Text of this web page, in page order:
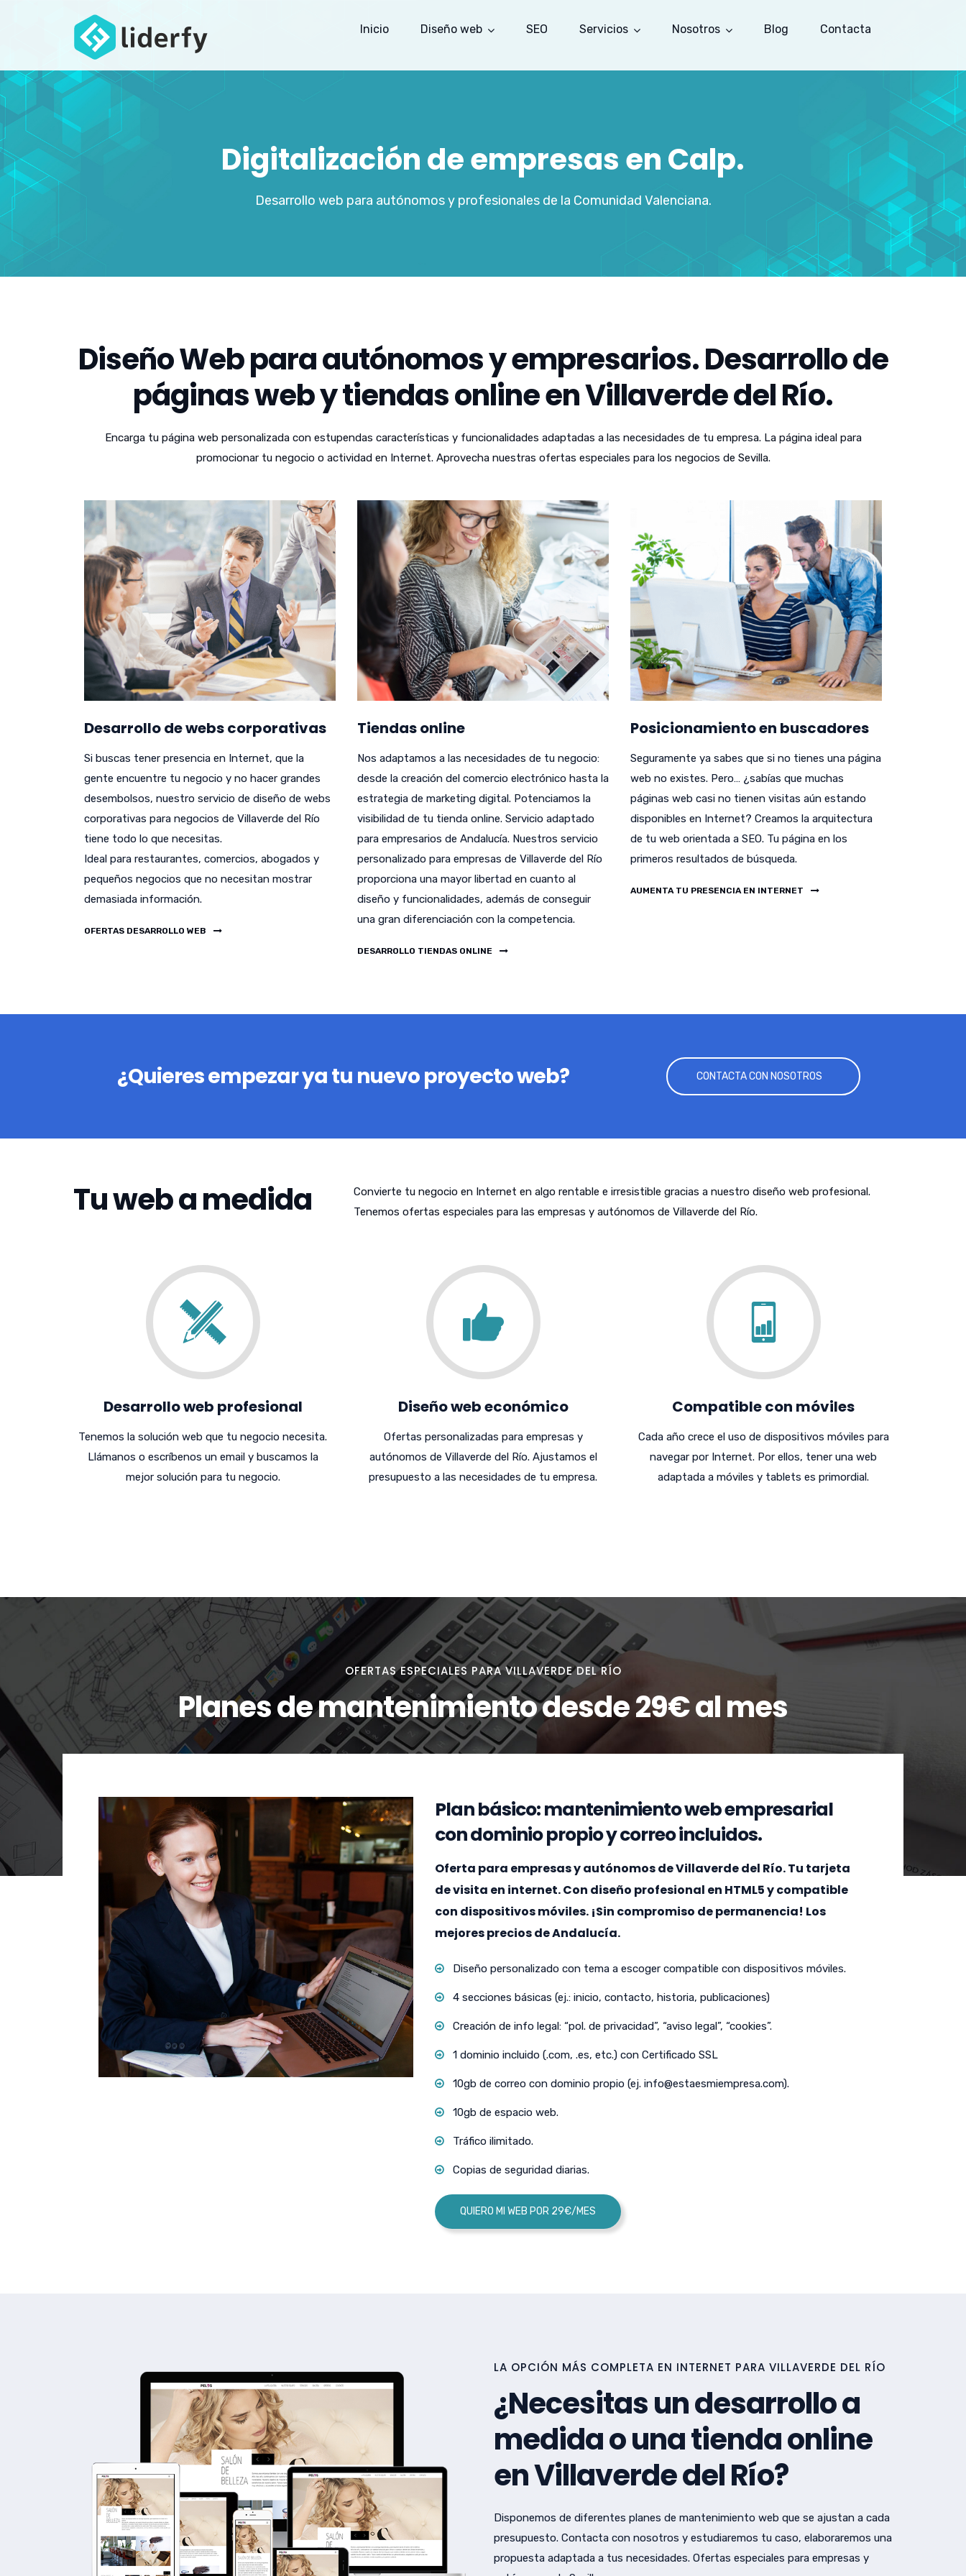
Inicio Diseño web SEO Servicios Nosotros Blog Contacta
Digitalización de empresas en Calp.
Desarrollo web para autónomos y profesionales de la Comunidad Valenciana.
Diseño Web para autónomos y empresarios. Desarrollo de
páginas web y tiendas online en Villaverde del Río.
Encarga tu página web personalizada con estupendas características y funcionalidades adaptadas a las necesidades de tu empresa. La página ideal para
promocionar tu negocio o actividad en Internet. Aprovecha nuestras ofertas especiales para los negocios de Sevilla.
Desarrollo de webs corporativas
Si buscas tener presencia en Internet, que la
gente encuentre tu negocio y no hacer grandes
desembolsos, nuestro servicio de diseño de webs
corporativas para negocios de Villaverde del Río
tiene todo lo que necesitas.
Ideal para restaurantes, comercios, abogados y
pequeños negocios que no necesitan mostrar
demasiada información.
OFERTAS DESARROLLO WEB
Tiendas online
Nos adaptamos a las necesidades de tu negocio:
desde la creación del comercio electrónico hasta la
estrategia de marketing digital. Potenciamos la
visibilidad de tu tienda online. Servicio adaptado
para empresarios de Andalucía. Nuestros servicio
personalizado para empresas de Villaverde del Río
proporciona una mayor libertad en cuanto al
diseño y funcionalidades, además de conseguir
una gran diferenciación con la competencia.
DESARROLLO TIENDAS ONLINE
Posicionamiento en buscadores
Seguramente ya sabes que si no tienes una página
web no existes. Pero… ¿sabías que muchas
páginas web casi no tienen visitas aún estando
disponibles en Internet? Creamos la arquitectura
de tu web orientada a SEO. Tu página en los
primeros resultados de búsqueda.
AUMENTA TU PRESENCIA EN INTERNET
¿Quieres empezar ya tu nuevo proyecto web? CONTACTA CON NOSOTROS
Tu web a medida
Convierte tu negocio en Internet en algo rentable e irresistible gracias a nuestro diseño web profesional.
Tenemos ofertas especiales para las empresas y autónomos de Villaverde del Río.
Desarrollo web profesional
Tenemos la solución web que tu negocio necesita.
Llámanos o escríbenos un email y buscamos la
mejor solución para tu negocio.
Diseño web económico
Ofertas personalizadas para empresas y
autónomos de Villaverde del Río. Ajustamos el
presupuesto a las necesidades de tu empresa.
Compatible con móviles
Cada año crece el uso de dispositivos móviles para
navegar por Internet. Por ellos, tener una web
adaptada a móviles y tablets es primordial.
OFERTAS ESPECIALES PARA VILLAVERDE DEL RÍO
Planes de mantenimiento desde 29€ al mes
Plan básico: mantenimiento web empresarial
con dominio propio y correo incluidos.
Oferta para empresas y autónomos de Villaverde del Río. Tu tarjeta
de visita en internet. Con diseño profesional en HTML5 y compatible
con dispositivos móviles. ¡Sin compromiso de permanencia! Los
mejores precios de Andalucía.
Diseño personalizado con tema a escoger compatible con dispositivos móviles.
4 secciones básicas (ej.: inicio, contacto, historia, publicaciones)
Creación de info legal: “pol. de privacidad”, “aviso legal”, “cookies”.
1 dominio incluido (.com, .es, etc.) con Certificado SSL
10gb de correo con dominio propio (ej. info@estaesmiempresa.com).
10gb de espacio web.
Tráfico ilimitado.
Copias de seguridad diarias.
QUIERO MI WEB POR 29€/MES
LA OPCIÓN MÁS COMPLETA EN INTERNET PARA VILLAVERDE DEL RÍO
¿Necesitas un desarrollo a
medida o una tienda online
en Villaverde del Río?
Disponemos de diferentes planes de mantenimiento web que se ajustan a cada
presupuesto. Contacta con nosotros y estudiaremos tu caso, elaboraremos una
propuesta adaptada a tus necesidades. Ofertas especiales para empresas y